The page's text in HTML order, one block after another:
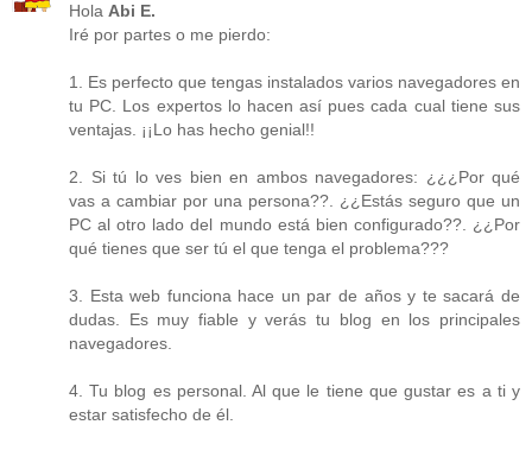
Hola Abi E.
Iré por partes o me pierdo:
1. Es perfecto que tengas instalados varios navegadores en
tu PC. Los expertos lo hacen así pues cada cual tiene sus
ventajas. ¡¡Lo has hecho genial!!
2. Si tú lo ves bien en ambos navegadores: ¿¿¿Por qué
vas a cambiar por una persona??. ¿¿Estás seguro que un
PC al otro lado del mundo está bien configurado??. ¿¿Por
qué tienes que ser tú el que tenga el problema???
3. Esta web funciona hace un par de años y te sacará de
dudas. Es muy fiable y verás tu blog en los principales
navegadores.
4. Tu blog es personal. Al que le tiene que gustar es a ti y
estar satisfecho de él.